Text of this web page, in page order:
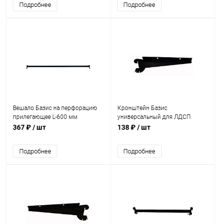
Подробнее Подробнее
Вешало Базис на перфорацию
прилегающее L-600 мм
367 ₽/ шт
Подробнее
Кронштейн Базис
универсальный для ЛДСП
левый L-320 мм
138 ₽/ шт
Подробнее